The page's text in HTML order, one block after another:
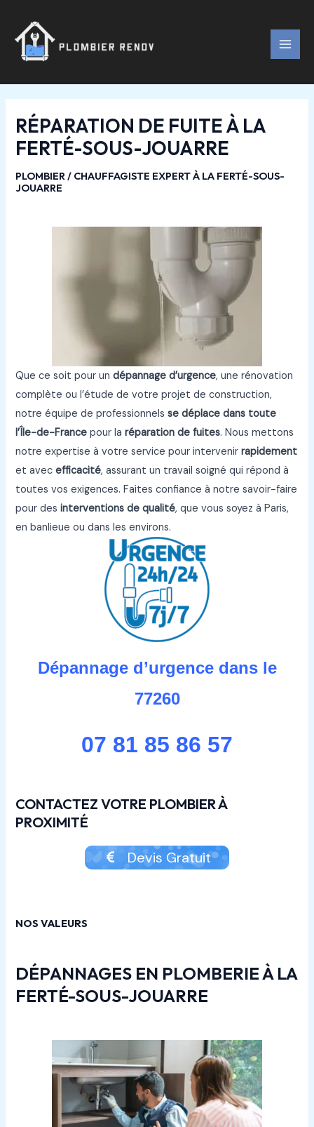
contenu
RÉPARATION DE FUITE À LA
FERTÉ-SOUS-JOUARRE
PLOMBIER / CHAUFFAGISTE EXPERT À LA FERTÉ-SOUS-
JOUARRE
Que ce soit pour undépannage d’urgence, une rénovation
complète ou l’étude de votre projet de construction,
notre équipe de professionnelsse déplace dans toute
l’Île-de-France pour laréparation de fuites. Nous mettons
notre expertise à votre service pour intervenirrapidement
et avecefficacité, assurant un travail soigné qui répond à
toutes vos exigences. Faites confiance à notre savoir-faire
pour desinterventions de qualité, que vous soyez à Paris,
en banlieue ou dans les environs.
Dépannage d’urgence dans le
77260
07 81 85 86 57
CONTACTEZ VOTRE PLOMBIER À
PROXIMITÉ
Devis Gratuit
NOS VALEURS
DÉPANNAGES EN PLOMBERIE À LA
FERTÉ-SOUS-JOUARRE
articles